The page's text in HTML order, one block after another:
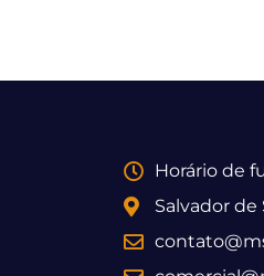
Horário de
Salvador de